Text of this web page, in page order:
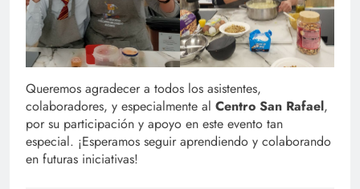
Queremos agradecer a todos los asistentes,
colaboradores, y especialmente al Centro San Rafael,
por su participación y apoyo en este evento tan
especial. ¡Esperamos seguir aprendiendo y colaborando
en futuras iniciativas!